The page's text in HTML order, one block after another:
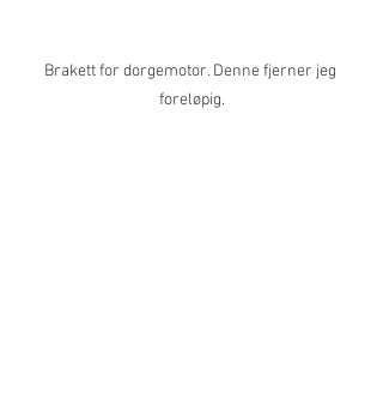
Brakett for dorgemotor. Denne fjerner jeg
foreløpig.